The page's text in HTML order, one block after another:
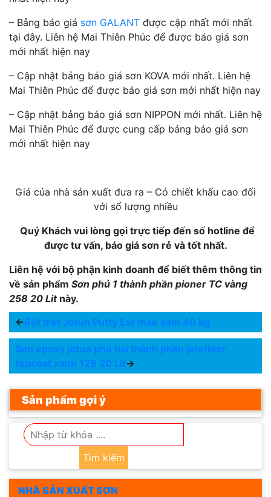
– Bảng báo giá sơn GALANT được cập nhất mới nhất
tại đây. Liên hệ Mai Thiên Phúc để được báo giá sơn
mới nhất hiện nay
– Cập nhật bảng báo giá sơn KOVA mới nhất. Liên hệ
Mai Thiên Phúc để được báo giá sơn mới nhất hiện nay
– Cập nhật bảng báo giá sơn NIPPON mới nhất. Liên hệ
Mai Thiên Phúc để được cung cấp bảng báo giá sơn
mới nhất hiện nay
Giá của nhà sản xuất đưa ra – Có chiết khấu cao đối
với số lượng nhiều
Quý Khách vui lòng gọi trực tiếp đến số hotline để
được tư vấn, báo giá sơn rẻ và tốt nhất.
Liên hệ với bộ phận kinh doanh để biết thêm thông tin
về sản phẩm Sơn phủ 1 thành phần pioner TC vàng
258 20 Litnày.
←Bột trét Jotun Putty Ext màu xám 40 kg
Sơn epoxy jotun phủ hai thành phần jotafloor
topcoat xanh 129 20 Lit→
Sản phẩm gợi ý
Tìm kiếm
NHÀ SẢN XUẤT SƠN